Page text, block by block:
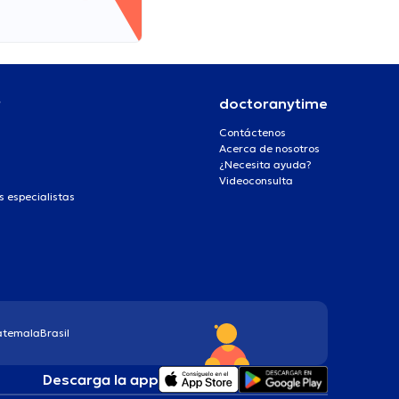
especialistas
doctoranytime
Contáctenos
Acerca de nosotros
¿Necesita ayuda?
Videoconsulta
Brasil
Descarga la app